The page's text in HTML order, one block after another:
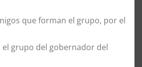
que forman el grupo, por el
grupo del gobernador del